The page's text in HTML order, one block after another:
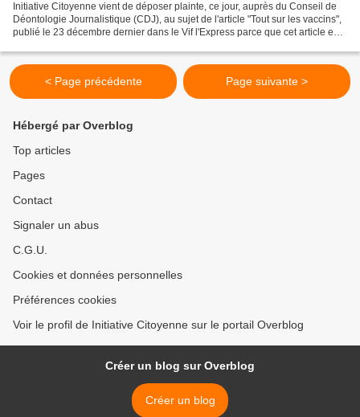
Initiative Citoyenne vient de déposer plainte, ce jour, auprès du Conseil de
Déontologie Journalistique (CDJ), au sujet de l'article "Tout sur les vaccins",
publié le 23 décembre dernier dans le Vif l'Express parce que cet article est
< Page précédente Page suivante >
Hébergé par Overblog
Top articles
Pages
Contact
Signaler un abus
C.G.U.
Cookies et données personnelles
Préférences cookies
Voir le profil de Initiative Citoyenne sur le portail Overblog
Créer un blog sur Overblog
Créer un blog